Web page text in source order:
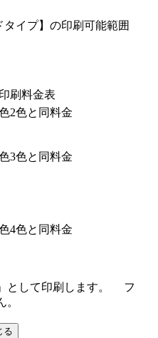
刷料金表
2色と同料金
3色と同料金
4色と同料金
として印刷します。 フ
る